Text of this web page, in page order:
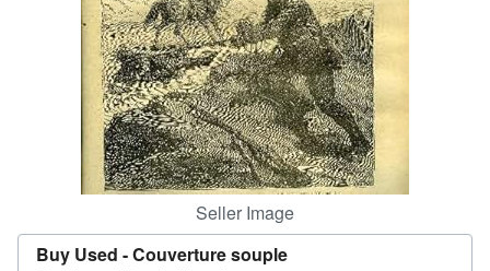
Seller Image
Buy Used -Couverture souple